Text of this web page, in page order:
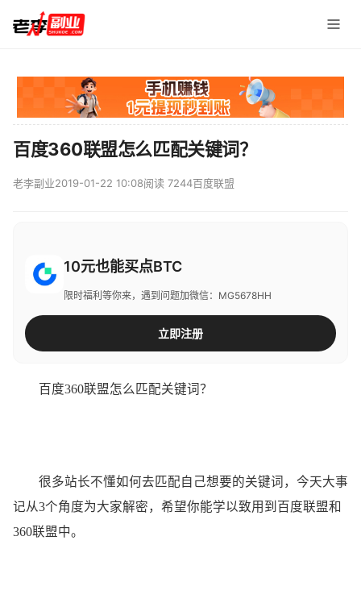
百度360联盟怎么匹配关键词？
老李副业2019-01-22 10:08阅读 7244百度联盟
10元也能买点BTC
限时福利等你来，遇到问题加微信：MG5678HH
立即注册
百度360联盟怎么匹配关键词？
很多站长不懂如何去匹配自己想要的关键词，今天大事
记从3个角度为大家解密，希望你能学以致用到百度联盟和
360联盟中。